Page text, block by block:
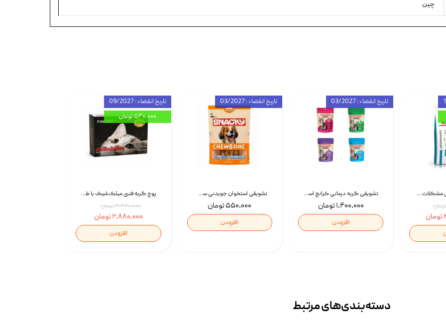
چین
پوچ گربه فنبی میلک‌شیک با طعم مرغ Faenbei Cat Milk Shake Pouch بسته 12 عددی
۳,۴۲۰,۰۰۰ تومان
۲,۸۸۰,۰۰۰ تومان
افزودن
تاریخ انقضاء : 09/2027
۵۴۰,۰۰۰ تومان
تشویقی استخوان جویدنی سگ اسنکی کرانچی با طعم مرغ Snacky Crunchy Munchy وزن 100 گرم
۵۵۰,۰۰۰ تومان
افزودن
تاریخ انقضاء : 03/2027
تشویقی گربه درمانی کرانچ اسنکی با طعم میکس Snacky Crunch Cat Treats وزن 60 گرم بسته 4 عددی
۱,۴۰۰,۰۰۰ تومان
افزودن
تاریخ انقضاء : 03/2027
غذای خشک درمانی مشکلات گوارشی سگ رویال کنین Royal Canin Hypoallergenic وزن 7 کیلوگرم | پت استوک
دسته‌بندی‌‌های مرتبط